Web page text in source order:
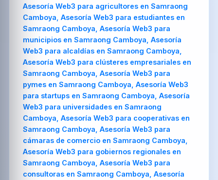
Asesoría Web3 para agricultores en Samraong
Camboya, Asesoría Web3 para estudiantes en
Samraong Camboya, Asesoría Web3 para
municipios en Samraong Camboya, Asesoría
Web3 para alcaldías en Samraong Camboya,
Asesoría Web3 para clústeres empresariales en
Samraong Camboya, Asesoría Web3 para
pymes en Samraong Camboya, Asesoría Web3
para startups en Samraong Camboya, Asesoría
Web3 para universidades en Samraong
Camboya, Asesoría Web3 para cooperativas en
Samraong Camboya, Asesoría Web3 para
cámaras de comercio en Samraong Camboya,
Asesoría Web3 para gobiernos regionales en
Samraong Camboya, Asesoría Web3 para
consultoras en Samraong Camboya, Asesoría